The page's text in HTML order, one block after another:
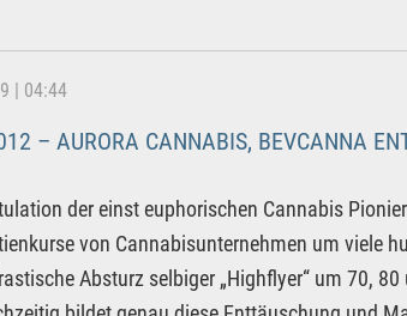
| 04:44
– AURORA CANNABIS, BEVCANNA
der einst euphorischen Cannabis
von Cannabisunternehmen um viele
Absturz selbiger „Highflyer“ um 70,